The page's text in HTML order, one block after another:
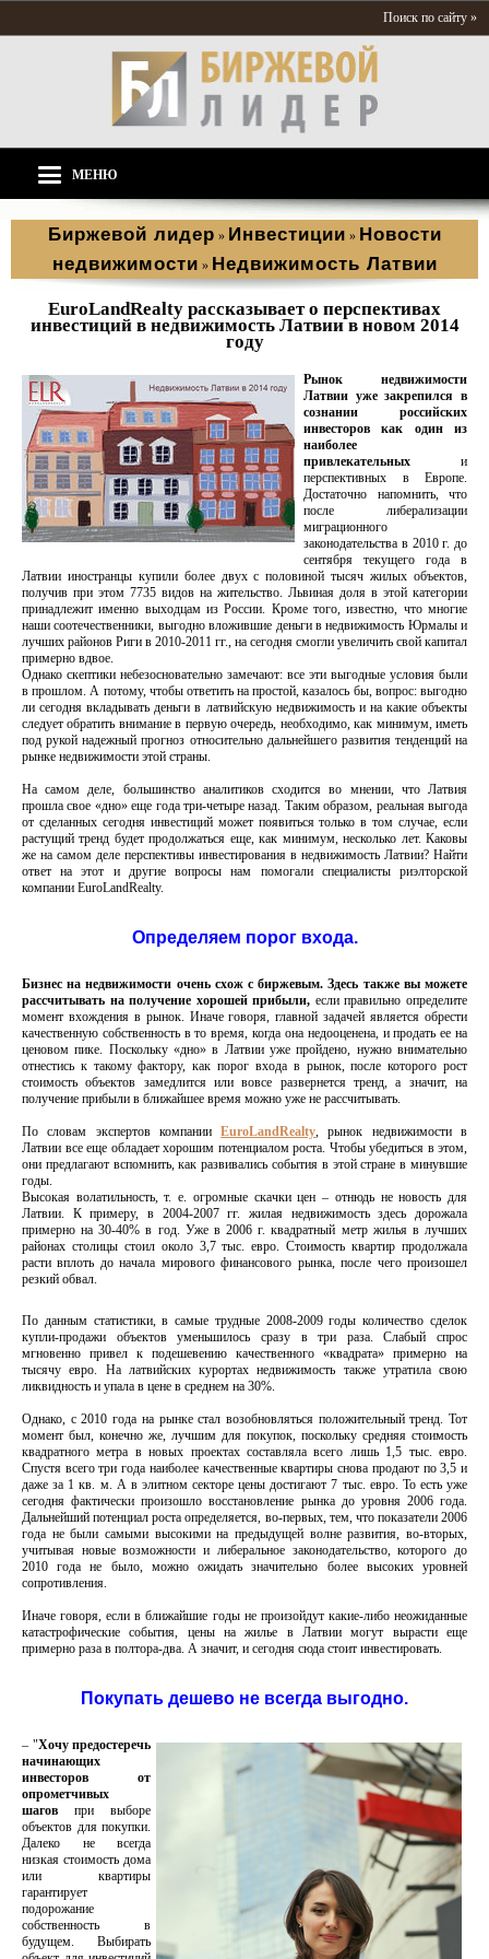
Поиск по сайту »
МЕНЮ
Биржевой лидер » Инвестиции » Новости
недвижимости » Недвижимость Латвии
EuroLandRealty рассказывает о перспективах
инвестиций в недвижимость Латвии в новом 2014
году
Рынок недвижимости
Латвии уже закрепился в
сознании российских
инвесторов как один из
наиболее
привлекательных и
перспективных в Европе.
Достаточно напомнить, что
после либерализации
миграционного
законодательства в 2010 г. до
сентября текущего года в
Латвии иностранцы купили более двух с половиной тысяч жилых объектов,
получив при этом 7735 видов на жительство. Львиная доля в этой категории
принадлежит именно выходцам из России. Кроме того, известно, что многие
наши соотечественники, выгодно вложившие деньги в недвижимость Юрмалы и
лучших районов Риги в 2010-2011 гг., на сегодня смогли увеличить свой капитал
примерно вдвое.
Однако скептики небезосновательно замечают: все эти выгодные условия были
в прошлом. А потому, чтобы ответить на простой, казалось бы, вопрос: выгодно
ли сегодня вкладывать деньги в латвийскую недвижимость и на какие объекты
следует обратить внимание в первую очередь, необходимо, как минимум, иметь
под рукой надежный прогноз относительно дальнейшего развития тенденций на
рынке недвижимости этой страны.
На самом деле, большинство аналитиков сходится во мнении, что Латвия
прошла свое «дно» еще года три-четыре назад. Таким образом, реальная выгода
от сделанных сегодня инвестиций может появиться только в том случае, если
растущий тренд будет продолжаться еще, как минимум, несколько лет. Каковы
же на самом деле перспективы инвестирования в недвижимость Латвии? Найти
ответ на этот и другие вопросы нам помогали специалисты риэлторской
компании EuroLandRealty.
Определяем порог входа.
Бизнес на недвижимости очень схож с биржевым. Здесь также вы можете
рассчитывать на получение хорошей прибыли, если правильно определите
момент вхождения в рынок. Иначе говоря, главной задачей является обрести
качественную собственность в то время, когда она недооценена, и продать ее на
ценовом пике. Поскольку «дно» в Латвии уже пройдено, нужно внимательно
отнестись к такому фактору, как порог входа в рынок, после которого рост
стоимость объектов замедлится или вовсе развернется тренд, а значит, на
получение прибыли в ближайшее время можно уже не рассчитывать.
По словам экспертов компанииEuroLandRealty, рынок недвижимости в
Латвии все еще обладает хорошим потенциалом роста. Чтобы убедиться в этом,
они предлагают вспомнить, как развивались события в этой стране в минувшие
годы.
Высокая волатильность, т. е. огромные скачки цен – отнюдь не новость для
Латвии. К примеру, в 2004-2007 гг. жилая недвижимость здесь дорожала
примерно на 30-40% в год. Уже в 2006 г. квадратный метр жилья в лучших
районах столицы стоил около 3,7 тыс. евро. Стоимость квартир продолжала
расти вплоть до начала мирового финансового рынка, после чего произошел
резкий обвал.
По данным статистики, в самые трудные 2008-2009 годы количество сделок
купли-продажи объектов уменьшилось сразу в три раза. Слабый спрос
мгновенно привел к подешевению качественного «квадрата» примерно на
тысячу евро. На латвийских курортах недвижимость также утратила свою
ликвидность и упала в цене в среднем на 30%.
Однако, с 2010 года на рынке стал возобновляться положительный тренд. Тот
момент был, конечно же, лучшим для покупок, поскольку средняя стоимость
квадратного метра в новых проектах составляла всего лишь 1,5 тыс. евро.
Спустя всего три года наиболее качественные квартиры снова продают по 3,5 и
даже за 1 кв. м. А в элитном секторе цены достигают 7 тыс. евро. То есть уже
сегодня фактически произошло восстановление рынка до уровня 2006 года.
Дальнейший потенциал роста определяется, во-первых, тем, что показатели 2006
года не были самыми высокими на предыдущей волне развития, во-вторых,
учитывая новые возможности и либеральное законодательство, которого до
2010 года не было, можно ожидать значительно более высоких уровней
сопротивления.
Иначе говоря, если в ближайшие годы не произойдут какие-либо неожиданные
катастрофические события, цены на жилье в Латвии могут вырасти еще
примерно раза в полтора-два. А значит, и сегодня сюда стоит инвестировать.
Покупать дешево не всегда выгодно.
– "Хочу предостеречь
начинающих
инвесторов от
опрометчивых
шагов при выборе
объектов для покупки.
Далеко не всегда
низкая стоимость дома
или квартиры
гарантирует
подорожание
собственность в
будущем. Выбирать